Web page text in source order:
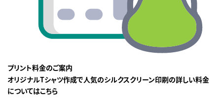
プリント料金のご案内
オリジナルTシャツ作成で人気のシルクスクリーン印刷の詳しい料金
についてはこちら